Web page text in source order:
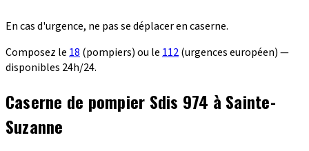
En cas d'urgence, ne pas se déplacer en caserne.
Composez le 18 (pompiers) ou le 112(urgences européen) —
disponibles 24h/24.
Caserne de pompier Sdis 974 à Sainte-
Suzanne